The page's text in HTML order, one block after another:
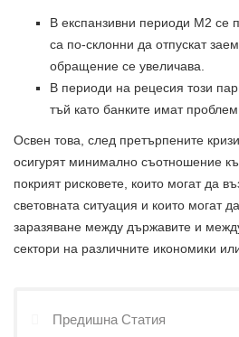
В експанзивни периоди М2 се
са по-склонни да отпускат
обращение се увеличава.
В периоди на рецесия този
тъй като банките имат
Освен това, след претърпените
осигурят минимално съотношение
покрият рисковете, които могат да
световната ситуация и които могат
заразяване между държавите и
сектори на различните икономики
Предишна Статия